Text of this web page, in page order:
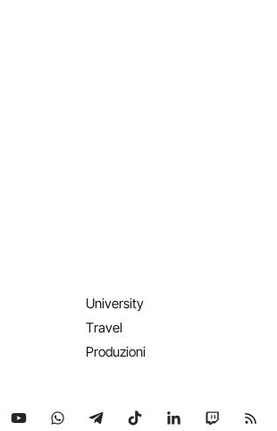
University
Travel
Produzioni
su X
Seguici su YouTube
Seguici su WhatsApp
Seguici su Telegram
Seguici su TikTok
Seguici su
Seguici